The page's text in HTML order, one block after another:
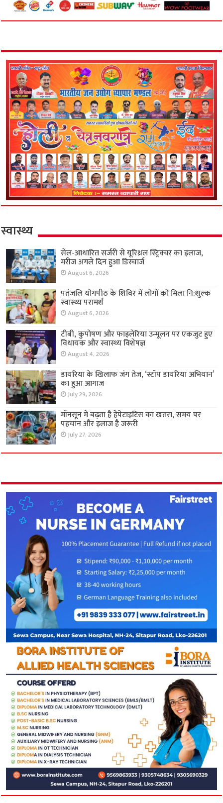
स्वास्थ्य
सेल-आधारित सर्जरी से यूरिथ्रल स्ट्रिक्चर का इलाज,
मरीज अगले दिन हुआ डिस्चार्ज
August 6, 2026
पतंजलि योगपीठ के शिविर में लोगों को मिला नि:शुल्क
स्वास्थ्य परामर्श
August 6, 2026
टीबी, कुपोषण और फाइलेरिया उन्मूलन पर एकजुट हुए
विधायक और स्वास्थ्य विशेषज्ञ
August 4, 2026
डायरिया के खिलाफ जंग तेज, ‘स्टॉप डायरिया अभियान’
का हुआ आगाज
July 29, 2026
मॉनसून में बढ़ता है हेपेटाइटिस का खतरा, समय पर
पहचान और इलाज है जरूरी
July 27, 2026